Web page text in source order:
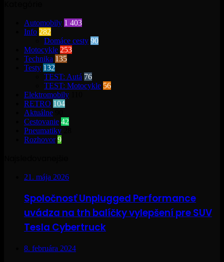
Automobily 1 403
Info 282
Domáce cesty 90
Motocykle 253
Technika 135
Testy 132
TEST: Autá 76
TEST: Motocykle 56
Elektromobily
RETRO 104
Aktuálne
Cestovanie 42
Pneumatiky
Rozhovor 9
21. mája 2026
Spoločnosť Unplugged Performance
uvádza na trh balíčky vylepšení pre SUV
Tesla Cybertruck
8. februára 2024